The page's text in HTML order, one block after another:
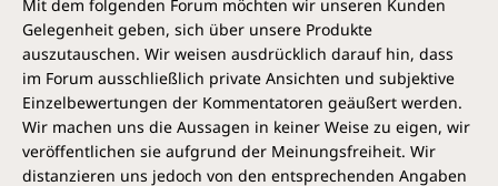
enthalten diese Nährstoffe
Diese essenziellen Nährstoffe sind auch in
verschiedenen Lebensmitteln zu finden: Vitamin D3
in Fisch und Eiern, Vitamin K2 in fermentierten
Lebensmitteln wie Natto sowie Omega-3-Fettsäuren
in fettreichem Fisch und bestimmten Algen. Vitamin
D stellt der Körper in geringen Mengen auch selbst
Mit dem folgenden Forum möchten wir unseren Kunden
Gelegenheit geben, sich über unsere Produkte
auszutauschen. Wir weisen ausdrücklich darauf hin, dass
im Forum ausschließlich private Ansichten und subjektive
Einzelbewertungen der Kommentatoren geäußert werden.
Wir machen uns die Aussagen in keiner Weise zu eigen, wir
veröffentlichen sie aufgrund der Meinungsfreiheit. Wir
distanzieren uns jedoch von den entsprechenden Angaben